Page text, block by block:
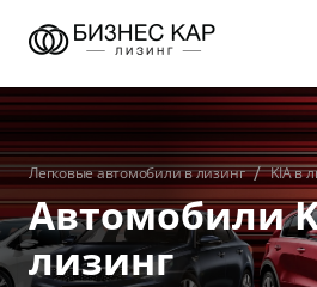
Легковые автомобили в лизинг KIA в
Автомобили
лизинг